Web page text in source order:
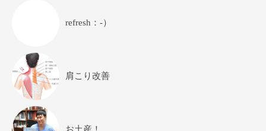
refresh：-）
肩こり改善